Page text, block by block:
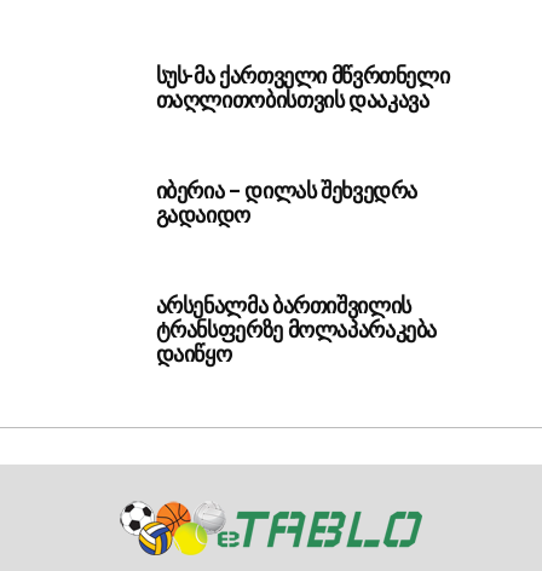
სუს-მა ქართველი მწვრთნელი
თაღლითობისთვის დააკავა
იბერია – დილას შეხვედრა
გადაიდო
არსენალმა ბართიშვილის
ტრანსფერზე მოლაპარაკება
დაიწყო